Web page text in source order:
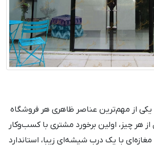
یکی از مهم‌ترین عناصر ظاهری هر فروشگاه
هر چیز، اولین برخورد مشتری با کسب‌وکار
با یک درب شیشه‌ای زیبا، استاندارد